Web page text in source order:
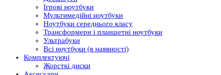
Ігрові ноутбуки
Мультимедійні ноутбуки
Ноутбуки середнього класу
Трансформери і планшетні ноутбуки
Ультрабуки
Всі ноутбуки (в наявності)
Комплектуючі
Жорсткі диски